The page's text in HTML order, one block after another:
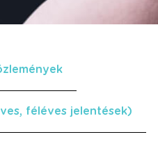
féléves jelentések)